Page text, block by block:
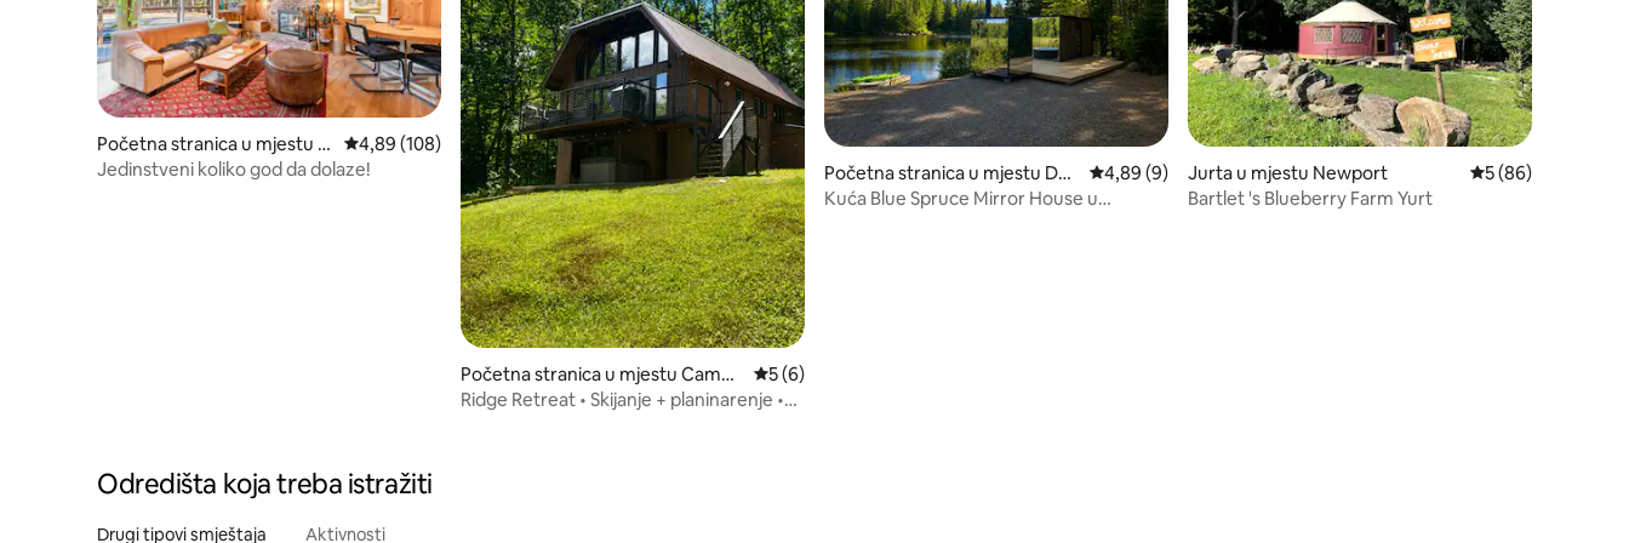
Početna stranica u mjestu In
tervale
prosječna ocjena 4,89 od 5, recenzija: 108
4,89 (108)
Jedinstveni koliko god da dolaze!
Početna stranica u mjestu Campt
on
prosječna ocjena 5 od 5, recenzija: 6
5 (6)
Ridge Retreat • Skijanje + planinarenje •
Početna stranica u mjestu Dalt
on
prosječna ocjena 4,89 od 5, recenzija: 9
4,89 (9)
Kuća Blue Spruce Mirror House u
Jurta u mjestu Newport prosječna ocjena
5 (86)
Bartlet 's Blueberry Farm Yurt
Odredišta koja treba istražiti
Drugi tipovi smještaja Aktivnosti